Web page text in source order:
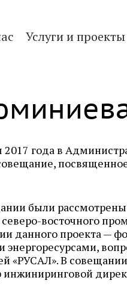
Услуги и проекты
2017 года в
были
северо-восточного
данного проекта —
энергоресурсами,
«РУСАЛ». В
инжиниринговой